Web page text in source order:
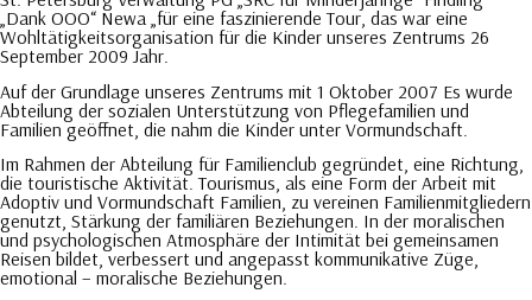
„Dank OOO“ Newa „für eine faszinierende Tour, das war eine
Wohltätigkeitsorganisation für die Kinder unseres Zentrums 26
September 2009 Jahr.
Auf der Grundlage unseres Zentrums mit 1 Oktober 2007 Es wurde
Abteilung der sozialen Unterstützung von Pflegefamilien und
Familien geöffnet, die nahm die Kinder unter Vormundschaft.
Im Rahmen der Abteilung für Familienclub gegründet, eine Richtung,
die touristische Aktivität. Tourismus, als eine Form der Arbeit mit
Adoptiv und Vormundschaft Familien, zu vereinen Familienmitgliedern
genutzt, Stärkung der familiären Beziehungen. In der moralischen
und psychologischen Atmosphäre der Intimität bei gemeinsamen
Reisen bildet, verbessert und angepasst kommunikative Züge,
emotional – moralische Beziehungen.